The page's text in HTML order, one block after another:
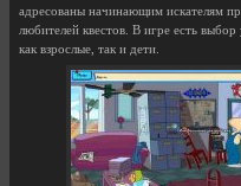
адресованы начинающим искателям
любителей квестов. В игре есть
как взрослые, так и дети.